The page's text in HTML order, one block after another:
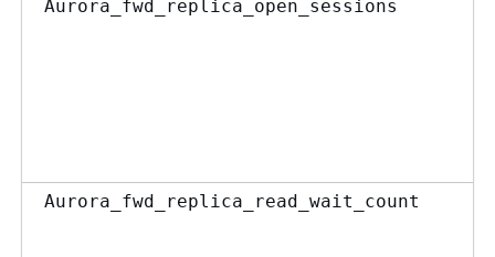
Aurora_fwd_replica_open_sessions
Aurora_fwd_replica_read_wait_count